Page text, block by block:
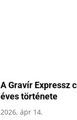
A Gravír Expressz
éves története
2026, ápr 14.